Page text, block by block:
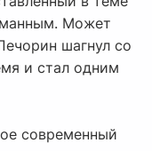
Может
шагнул со
и стал одним
современный